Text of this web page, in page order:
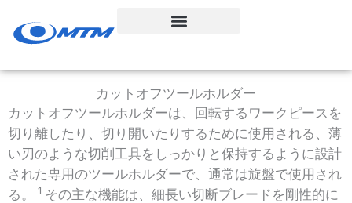
ン
へ
ス
キ
ッ
プ
カットオフツールホルダー
カットオフツールホルダーは、回転するワークピースを
切り離したり、切り開いたりするために使用される、薄
い刃のような切削工具をしっかりと保持するように設計
された専用のツールホルダーで、通常は旋盤で使用され
る。
1 その主な機能は、細長い切断ブレードを剛性的に